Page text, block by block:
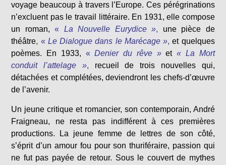
voyage beaucoup à travers l’Europe. Ces pérégrinations
n’excluent pas le travail littéraire. En 1931, elle compose
un roman, « La Nouvelle Eurydice »,
une pièce de
théâtre, « Le Dialogue dans le Marécage », et quelques
poèmes. En 1933, «Denier du rêve » et« La Mort
conduit l’attelage », recueil de trois nouvelles qui,
détachées et complétées, deviendront les chefs-d’œuvre
de l’avenir.
Un jeune critique et romancier, son contemporain, André
Fraigneau, ne resta pas indifférent à ces premières
productions. La jeune femme de lettres de son côté,
s’éprit d’un amour fou pour son thuriféraire, passion qui
ne fut pas payée de retour. Sous le couvert de mythes